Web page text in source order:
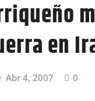
en
Abr 4, 2007 0